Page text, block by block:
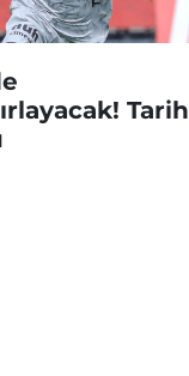
Tarih